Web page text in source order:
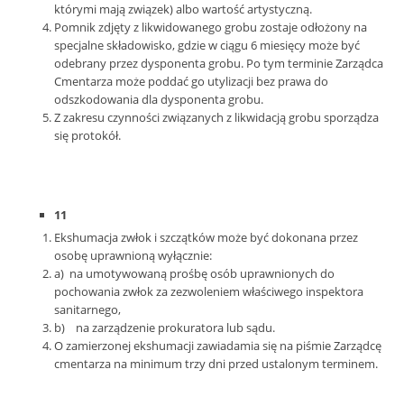
którymi mają związek) albo wartość artystyczną.
Pomnik zdjęty z likwidowanego grobu zostaje odłożony na
specjalne składowisko, gdzie w ciągu 6 miesięcy może być
odebrany przez dysponenta grobu. Po tym terminie Zarządca
Cmentarza może poddać go utylizacji bez prawa do
odszkodowania dla dysponenta grobu.
Z zakresu czynności związanych z likwidacją grobu sporządza
się protokół.
11
Ekshumacja zwłok i szczątków może być dokonana przez
osobę uprawnioną wyłącznie:
a) na umotywowaną prośbę osób uprawnionych do
pochowania zwłok za zezwoleniem właściwego inspektora
sanitarnego,
b) na zarządzenie prokuratora lub sądu.
O zamierzonej ekshumacji zawiadamia się na piśmie Zarządcę
cmentarza na minimum trzy dni przed ustalonym terminem.